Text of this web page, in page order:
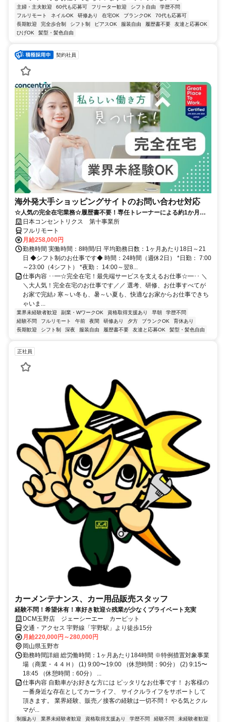
主婦・主夫歓迎 60代も応募可 フリーター歓迎 シフト自由
学歴不問
フルリモート
ネイルOK 研修あり 在宅OK ブランクOK
70代も応募可
長期歓迎
完全歩合制 シフト制 ピアスOK 服装自由 履歴書不要
友達と応募OK
ひげOK
髪型・髪色自由
契約社員
海外発大手ショッピングサイトのお問い合わせ対応
☆人気の完全在宅業務☆履歴書不要！専任トレーナーによる約1か月の
研修で、業界未経験の方も安心！
日本コンセントリクス 第十事業所
フルリモート
月給258,000円
勤務時間 実働時間：8時間/日 平均勤務日数：1ヶ月あたり18日～21
日 ◆シフト制のお仕事です◆ 時間：24時間（週休2日） *日勤： 7:00
～23:00（4シフト） *夜勤： 14:00～翌8...
仕事内容 ･･━☆完全在宅！最先端サービスを支えるお仕事☆━･･ ＼
＼大人気！完全在宅のお仕事です／／ 選考、研修、お仕事すべてが
お家で完結♪ 寒～い冬も、暑～い夏も、快適なお家からお仕事できち
ゃいま...
業界未経験者歓迎 副業・WワークOK 資格取得支援あり 早朝
学歴不問
経験不問
フルリモート 午前 夜間 研修あり 夕方 ブランクOK
育休あり
長期歓迎
シフト制 深夜 服装自由 履歴書不要 友達と応募OK 髪型・髪色自由
正社員
カーメンテナンス、カー用品販売スタッフ
経験不問！希望休有！車好き歓迎☆残業が少なくプライベート充実
DCM玉野店 ジェーシーエー カーピット
交通・アクセス 宇野線「宇野駅」より徒歩15分
月給220,000円～280,000円
岡山県玉野市
勤務時間詳細 総労働時間：1ヶ月あたり184時間 ※特例措置対象事業
場（商業・４４Ｈ） (1) 9:00〜19:00 （休憩時間：90分） (2) 9:15〜
18:45 （休憩時間：60分） ...
仕事内容 自動車がお好きな方には ピッタリなお仕事です！ お客様の
一番身近な存在としてカーライフ、 サイクルライフをサポートして
頂きます。 業界経験、販売／接客の経験は一切不問！ やる気とクル
マが...
制服あり 業界未経験者歓迎 資格取得支援あり 学歴不問 経験不問
未経験者歓迎